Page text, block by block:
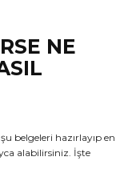
NE
belgeleri hazırlayıp en
İşte